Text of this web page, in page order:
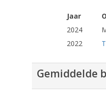
Jaar
2024
2022
Gemiddelde